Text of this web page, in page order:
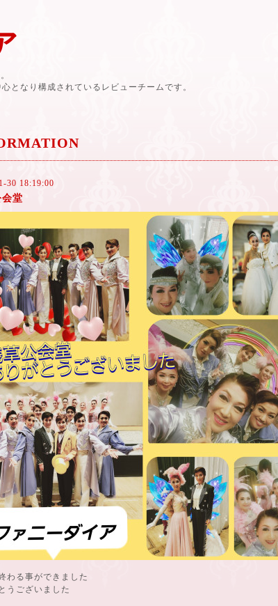
となり構成されているレビューチームです。
30 18:19:00
堂
わる事ができました
うございました